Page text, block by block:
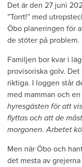
Det är den 27 juni
”Torrt!” med
Öbo planeringen för
de stöter på problem.
Familjen bor kvar i
provisoriska golv.
riktiga. I loggen står
med mamman och
hyresgästen för att
flyttas och att de
morgonen. Arbetet
Men när Öbo och
det mesta av